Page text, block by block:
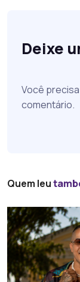
Deixe
Você
comentário.
Quem leu